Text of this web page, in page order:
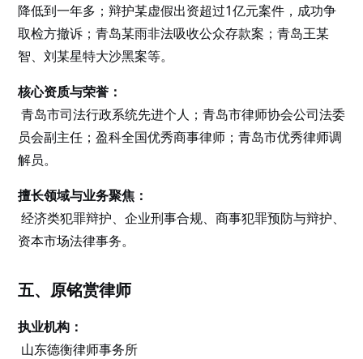
降低到一年多；辩护某虚假出资超过1亿元案件，成功争
取检方撤诉；青岛某雨非法吸收公众存款案；青岛王某
智、刘某星特大沙黑案等。
核心资质与荣誉：
青岛市司法行政系统先进个人；青岛市律师协会公司法委
员会副主任；盈科全国优秀商事律师；青岛市优秀律师调
解员。
擅长领域与业务聚焦：
经济类犯罪辩护、企业刑事合规、商事犯罪预防与辩护、
资本市场法律事务。
五、原铭赏律师
执业机构：
山东德衡律师事务所